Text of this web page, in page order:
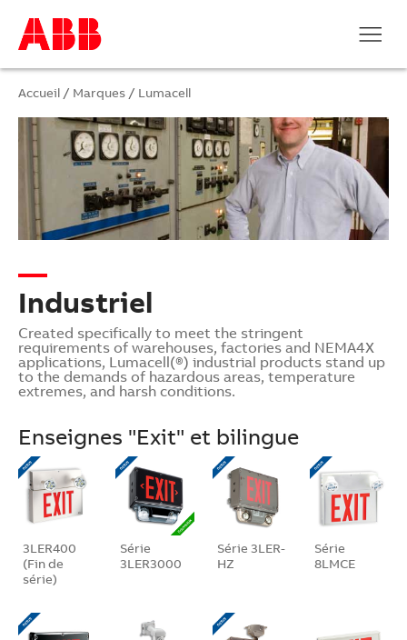
Accueil / Marques / Lumacell
Industriel
Created specifically to meet the stringent
requirements of warehouses, factories and NEMA4X
applications, Lumacell(®) industrial products stand up
to the demands of hazardous areas, temperature
extremes, and harsh conditions.
Enseignes "Exit" et bilingue
3LER400
(Fin de
série)
Série
3LER3000
Série 3LER-
HZ
Série
8LMCE